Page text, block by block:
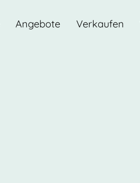
Angebote Verkaufen